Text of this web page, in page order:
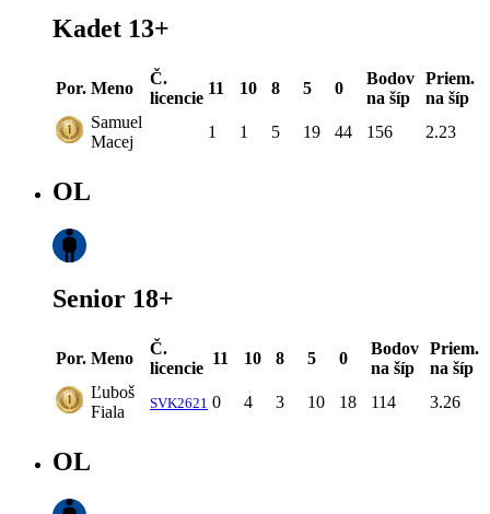
Kadet 13+
Por. Meno
Č.
licencie
11 10 8 5 0
Bodov
na šíp
Priem.
na šíp
Samuel
Macej
1 1 5 19 44 156 2.23
OL
Senior 18+
Por. Meno
Č.
licencie
11 10 8 5 0
Bodov
na šíp
Priem.
na šíp
Ľuboš
Fiala
SVK2621 0 4 3 10 18 114 3.26
OL